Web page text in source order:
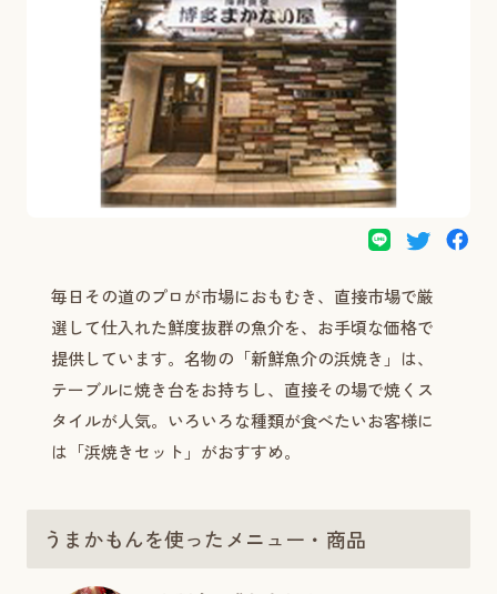
毎日その道のプロが市場におもむき、直接市場で厳
選して仕入れた鮮度抜群の魚介を、お手頃な価格で
提供しています。名物の「新鮮魚介の浜焼き」は、
テーブルに焼き台をお持ちし、直接その場で焼くス
タイルが人気。いろいろな種類が食べたいお客様に
は「浜焼きセット」がおすすめ。
うまかもんを使ったメニュー・商品